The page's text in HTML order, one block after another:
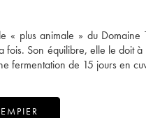
« plus animale » du
fois. Son équilibre, elle le doit
fermentation de 15 jours en